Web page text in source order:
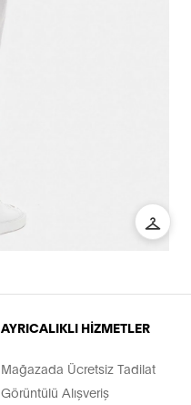
AYRICALIKLI HİZMETLER
Mağazada Ücretsiz Tadilat
Görüntülü Alışveriş